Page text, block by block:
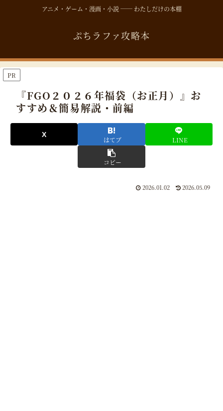
アニメ・ゲーム・漫画・小説 ── わたしだけの本棚
ぷちラファ攻略本
PR
『FGO２０２６年福袋（お正月）』お
すすめ＆簡易解説・前編
はてブ LINE
コピー
2026.01.02 2026.05.09